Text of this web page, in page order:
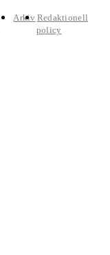
Arkiv Redaktionell
policy